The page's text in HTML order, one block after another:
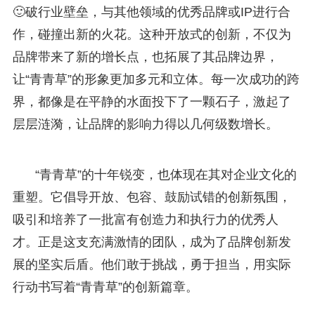
🙂破行业壁垒，与其他领域的优秀品牌或IP进行合
作，碰撞出新的火花。这种开放式的创新，不仅为
品牌带来了新的增长点，也拓展了其品牌边界，
让“青青草”的形象更加多元和立体。每一次成功的跨
界，都像是在平静的水面投下了一颗石子，激起了
层层涟漪，让品牌的影响力得以几何级数增长。
“青青草”的十年锐变，也体现在其对企业文化的
重塑。它倡导开放、包容、鼓励试错的创新氛围，
吸引和培养了一批富有创造力和执行力的优秀人
才。正是这支充满激情的团队，成为了品牌创新发
展的坚实后盾。他们敢于挑战，勇于担当，用实际
行动书写着“青青草”的创新篇章。